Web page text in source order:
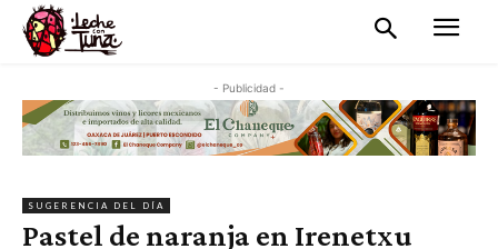
- Publicidad -
SUGERENCIA DEL DÍA
Pastel de naranja en Irenetxu